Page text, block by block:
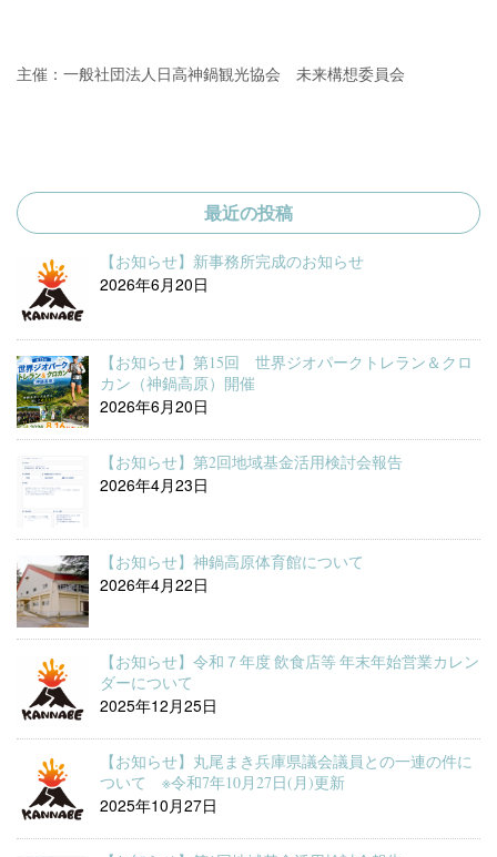
主催：一般社団法人日高神鍋観光協会 未来構想委員会
最近の投稿
【お知らせ】新事務所完成のお知らせ
2026年6月20日
【お知らせ】第15回 世界ジオパークトレラン＆クロ
カン（神鍋高原）開催
2026年6月20日
【お知らせ】第2回地域基金活用検討会報告
2026年4月23日
【お知らせ】神鍋高原体育館について
2026年4月22日
【お知らせ】令和７年度 飲食店等 年末年始営業カレン
ダーについて
2025年12月25日
【お知らせ】丸尾まき兵庫県議会議員との一連の件に
ついて ※令和7年10月27日(月)更新
2025年10月27日